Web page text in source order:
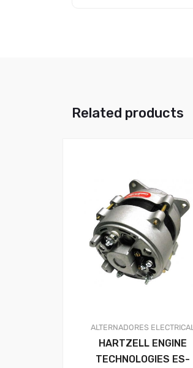
Related products
ALTERNADORES ELECTRICAL
HARTZELL ENGINE
TECHNOLOGIES ES-